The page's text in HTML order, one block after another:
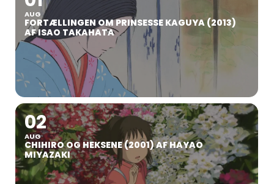
AUG
FORTÆLLINGEN OM PRINSESSE KAGUYA (2013)
AF ISAO TAKAHATA
02
AUG
CHIHIRO OG HEKSENE (2001) AF HAYAO
MIYAZAKI